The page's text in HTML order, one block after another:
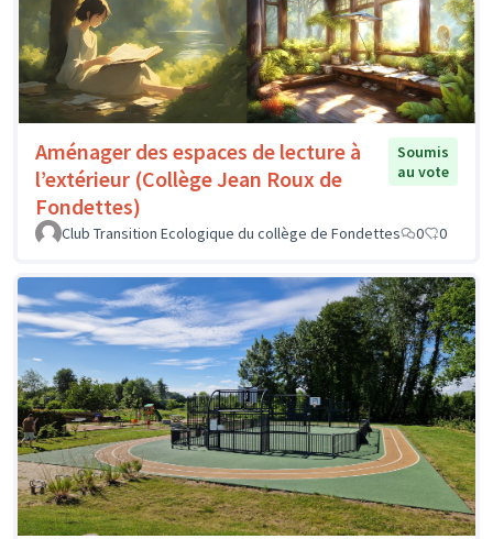
Aménager des espaces de lecture à
l’extérieur (Collège Jean Roux de
Fondettes)
Soumis
au vote
Club Transition Ecologique du collège de Fondettes 0 0